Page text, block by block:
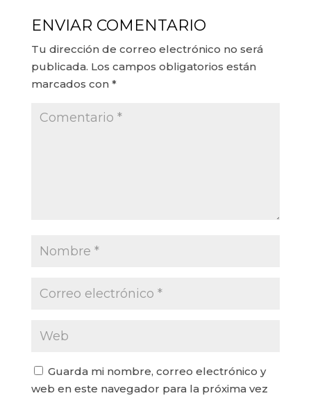
ENVIAR COMENTARIO
Tu dirección de correo electrónico no será
publicada. Los campos obligatorios están
marcados con *
Guarda mi nombre, correo electrónico y
web en este navegador para la próxima vez